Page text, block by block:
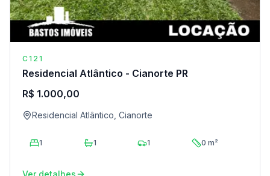
C121
Residencial Atlântico - Cianorte PR
R$ 1.000,00
Residencial Atlântico, Cianorte
1 1 1 0 m²
Ver detalhes